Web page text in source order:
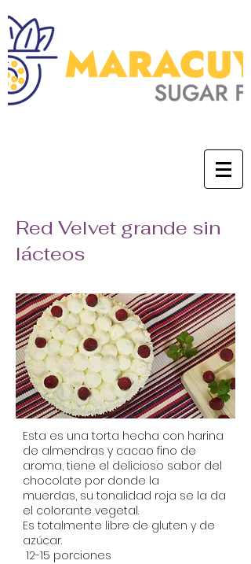
Red Velvet grande sin
lácteos
Esta es una torta hecha con harina
de almendras y cacao fino de
aroma, tiene el delicioso sabor del
chocolate por donde la
muerdas, su tonalidad roja se la da
el colorante vegetal.
Es totalmente libre de gluten y de
azúcar.
12-15 porciones